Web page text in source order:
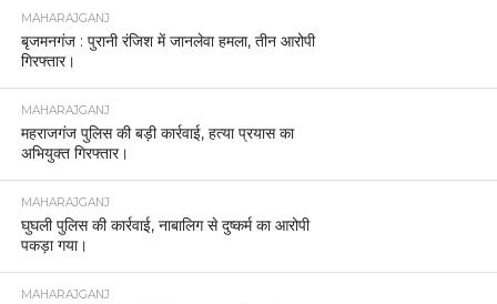
MAHARAJGANJ
बृजमनगंज : पुरानी रंजिश में जानलेवा हमला, तीन आरोपी
गिरफ्तार।
MAHARAJGANJ
महराजगंज पुलिस की बड़ी कार्रवाई, हत्या प्रयास का
अभियुक्त गिरफ्तार।
MAHARAJGANJ
घुघली पुलिस की कार्रवाई, नाबालिग से दुष्कर्म का आरोपी
पकड़ा गया।
MAHARAJGANJ